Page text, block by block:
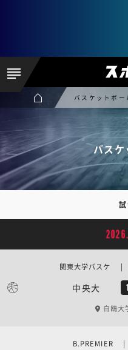
バスケットボー
バス
中央大
関東大学バスケ |
白鴎大
B.PREMIER |